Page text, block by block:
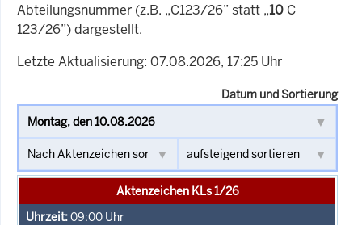
Abteilungsnummer (z.B. „C123/26” statt „10 C
123/26”) dargestellt.
Letzte Aktualisierung: 07.08.2026, 17:25 Uhr
Datum und Sortierung
Aktenzeichen KLs 1/26
09:00 Uhr